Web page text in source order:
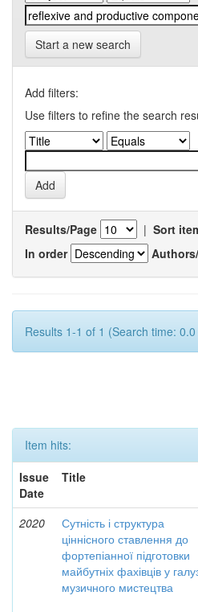
Start a new search
Add filters:
Use filters to refine the search
Results/Page | Sort
In order
Results 1-1 of 1 (Search time:
Item hits:
Issue
Date
Title
2020
Сутність і структура
ціннісного ставлення до
фортепіанної підготовки
майбутніх фахівців у
музичного мистецтва